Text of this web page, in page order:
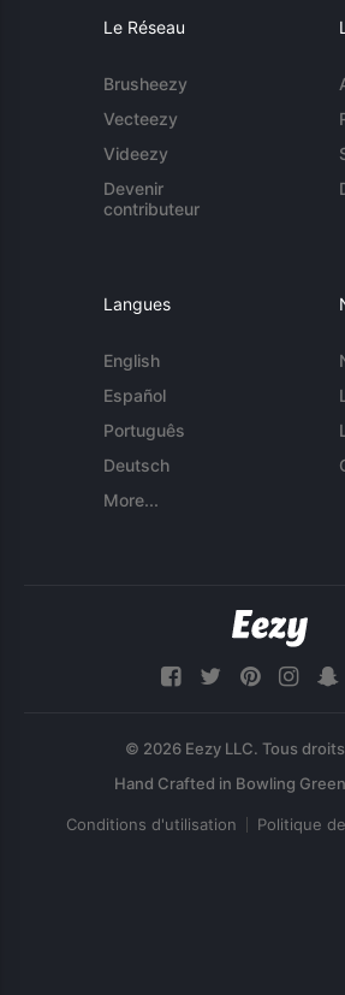
Le Réseau
Brusheezy
Vecteezy
Videezy
Devenir
contributeur
Langues
English
Español
Português
Deutsch
More...
© 2026 Eezy LLC. Tous
Conditions d'utilisation Politique